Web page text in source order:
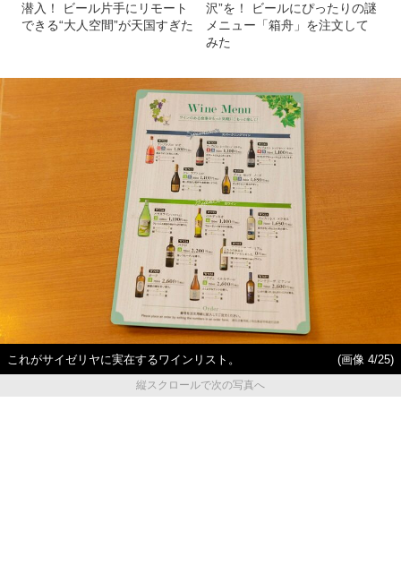
潜入！ ビール片手にリモート
できる“大人空間”が天国すぎた
沢”を！ ビールにぴったりの謎
メニュー「箱舟」を注文して
みた
これがサイゼリヤに実在するワインリスト。
(画像 4/25)
縦スクロールで次の写真へ